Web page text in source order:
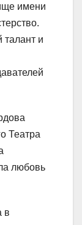
имени
талант и
Театра
любовь
в